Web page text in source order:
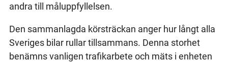
andra till måluppfyllelsen.
Den sammanlagda körsträckan anger hur långt alla
Sveriges bilar rullar tillsammans. Denna storhet
benämns vanligen trafikarbete och mäts i enheten